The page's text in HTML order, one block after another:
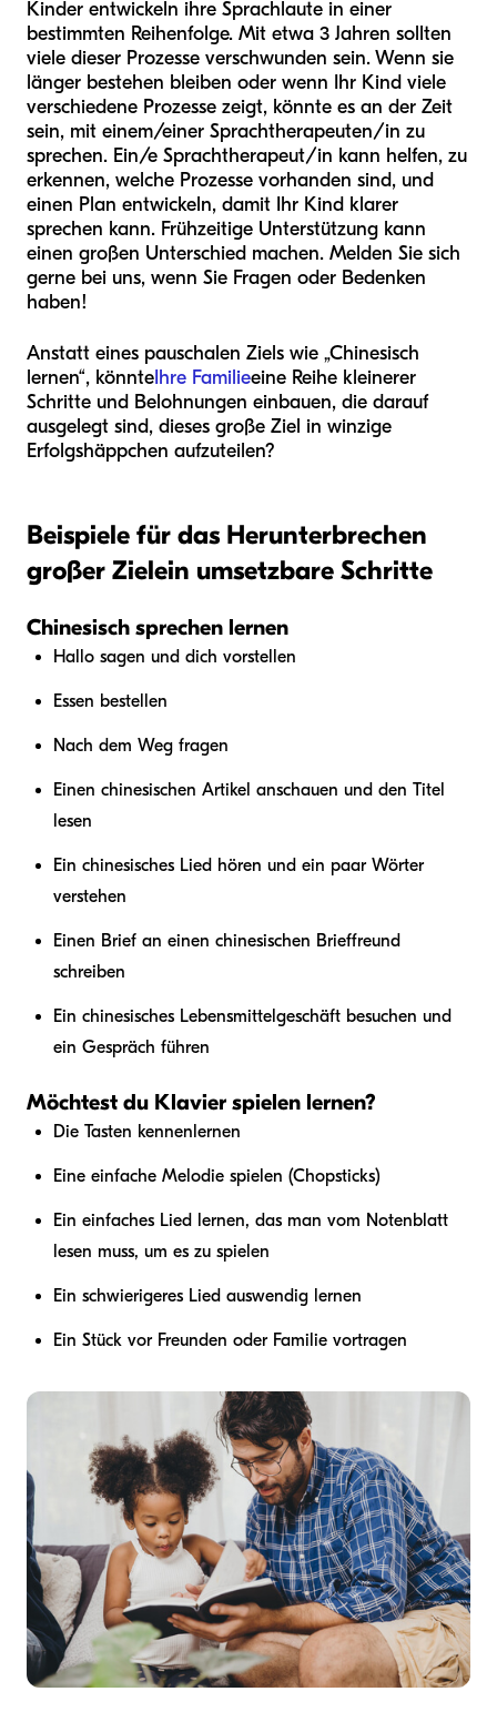
Kinder entwickeln ihre Sprachlaute in einer
bestimmten Reihenfolge. Mit etwa 3 Jahren sollten
viele dieser Prozesse verschwunden sein. Wenn sie
länger bestehen bleiben oder wenn Ihr Kind viele
verschiedene Prozesse zeigt, könnte es an der Zeit
sein, mit einem/einer Sprachtherapeuten/in zu
sprechen. Ein/e Sprachtherapeut/in kann helfen, zu
erkennen, welche Prozesse vorhanden sind, und
einen Plan entwickeln, damit Ihr Kind klarer
sprechen kann. Frühzeitige Unterstützung kann
einen großen Unterschied machen. Melden Sie sich
gerne bei uns, wenn Sie Fragen oder Bedenken
haben!
Anstatt eines pauschalen Ziels wie „Chinesisch
lernen“, könnte Ihre Familieeine Reihe kleinerer
Schritte und Belohnungen einbauen, die darauf
ausgelegt sind, dieses große Ziel in winzige
Erfolgshäppchen aufzuteilen?
Beispiele für das Herunterbrechen
großer Zielein umsetzbare Schritte
Chinesisch sprechen lernen
Hallo sagen und dich vorstellen
Essen bestellen
Nach dem Weg fragen
Einen chinesischen Artikel anschauen und den Titel
lesen
Ein chinesisches Lied hören und ein paar Wörter
verstehen
Einen Brief an einen chinesischen Brieffreund
schreiben
Ein chinesisches Lebensmittelgeschäft besuchen und
ein Gespräch führen
Möchtest du Klavier spielen lernen?
Die Tasten kennenlernen
Eine einfache Melodie spielen (Chopsticks)
Ein einfaches Lied lernen, das man vom Notenblatt
lesen muss, um es zu spielen
Ein schwierigeres Lied auswendig lernen
Ein Stück vor Freunden oder Familie vortragen